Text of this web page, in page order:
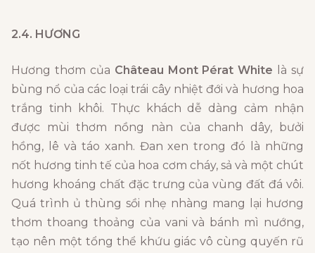
2.4. HƯƠNG
Hương thơm của Château Mont Pérat White là sự
bùng nổ của các loại trái cây nhiệt đới và hương hoa
trắng tinh khôi. Thực khách dễ dàng cảm nhận
được mùi thơm nồng nàn của chanh dây, bưởi
hồng, lê và táo xanh. Đan xen trong đó là những
nốt hương tinh tế của hoa cơm cháy, sả và một chút
hương khoáng chất đặc trưng của vùng đất đá vôi.
Quá trình ủ thùng sồi nhẹ nhàng mang lại hương
thơm thoang thoảng của vani và bánh mì nướng,
tạo nên một tổng thể khứu giác vô cùng quyến rũ